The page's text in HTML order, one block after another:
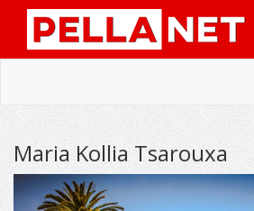
Maria Kollia Tsarouxa